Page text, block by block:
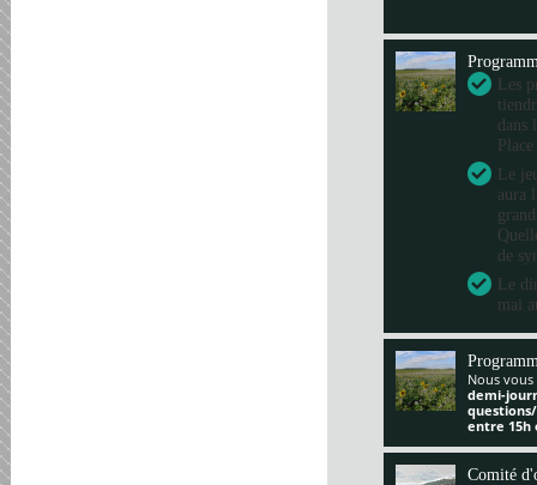
Les
dans
Le
aura
de
Le
mai
Nous
demi-
entre 15h
Comité